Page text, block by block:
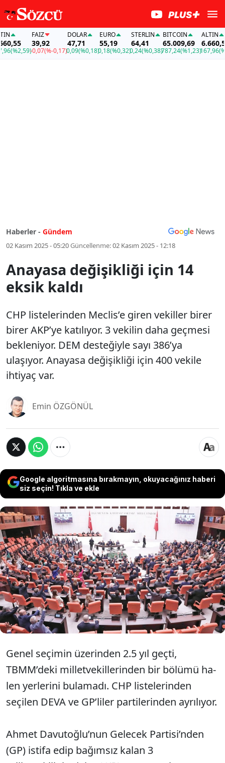
(%2,59)
FAİZ
39,92
-0,07(%-0,17)
DOLAR
47,71
0,09(%0,18)
EURO
55,19
0,18(%0,32)
STERLIN
64,41
0,24(%0,38)
BITCOIN
65.009,69
787,24(%1,23)
ALTIN
6.660,55
167,96
Haberler - Gündem
02 Kasım 2025 - 05:20Güncellenme:02 Kasım 2025 - 12:18
Anayasa değişikliği için 14
eksik kaldı
CHP listelerinden Meclis’e giren vekiller birer
birer AKP’ye katılıyor. 3 vekilin daha geçmesi
bekleniyor. DEM desteğiyle sayı 386’ya
ulaşıyor. Anayasa değişikliği için 400 vekile
ihtiyaç var.
Emin ÖZGÖNÜL
Google algoritmasına bırakmayın, okuyacağınız haberi
siz seçin! Tıkla ve ekle
CHP listelerinden Meclis’e giren vekiller birer
birer AKP’ye katılıyor. 3 vekilin daha geçmesi
bekleniyor. DEM desteğiyle sayı 386’ya
ulaşıyor. Anayasa değişikliği için 400 vekile
ihtiyaç var.
Genel seçimin üze­rinden 2.5 yıl geçti,
TBMM’deki milletvekil­lerinden bir bölümü ha­
len yerlerini bulamadı. CHP listelerinden
seçilen DEVA ve GP’liler partilerin­den ayrılıyor.
Ahmet Davutoğlu’nun Gelecek Partisi’nden
(GP) istifa edip bağımsız kalan 3